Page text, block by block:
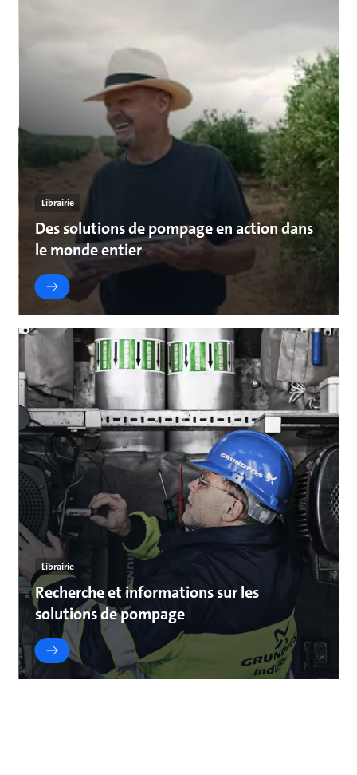
Librairie
Des solutions de pompage en action dans
le monde entier
Librairie
Recherche et informations sur les
solutions de pompage